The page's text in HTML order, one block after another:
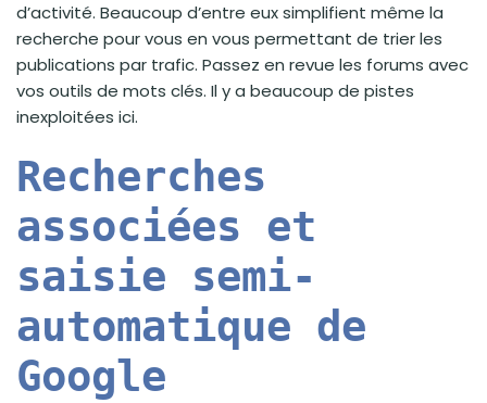
d’activité. Beaucoup d’entre eux simplifient même la
recherche pour vous en vous permettant de trier les
publications par trafic. Passez en revue les forums avec
vos outils de mots clés. Il y a beaucoup de pistes
inexploitées ici.
Recherches
associées et
saisie semi-
automatique de
Google